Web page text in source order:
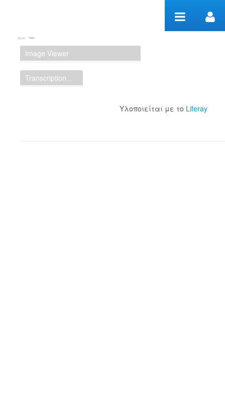
Manuscript Workspace
Image Viewer
Transcription Display
Υλοποιείται με το Liferay